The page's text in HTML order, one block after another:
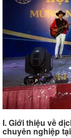
I. Giới thiệu về
chuyên nghiệp